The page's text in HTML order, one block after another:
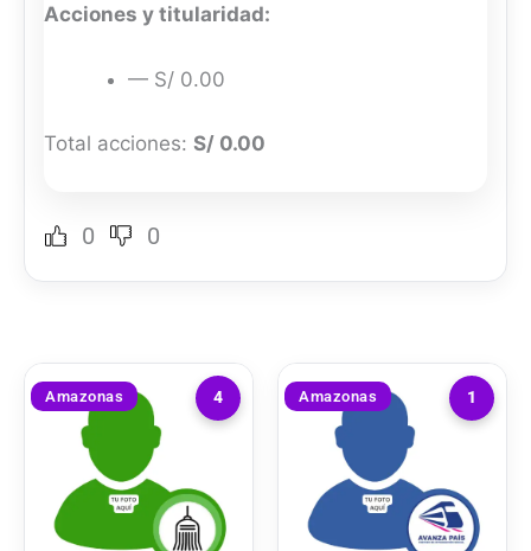
Acciones y titularidad:
— S/ 0.00
Total acciones: S/ 0.00
0 0
4
Amazonas 1
Amazonas